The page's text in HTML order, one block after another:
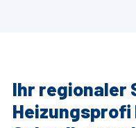
Ihr regionaler
Heizungsprofi